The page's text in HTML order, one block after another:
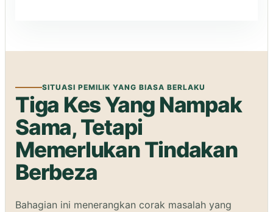
SITUASI PEMILIK YANG BIASA BERLAKU
Tiga Kes Yang Nampak
Sama, Tetapi
Memerlukan Tindakan
Berbeza
Bahagian ini menerangkan corak masalah yang